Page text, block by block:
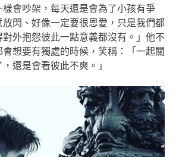
樣會吵架，每天還是會為了小孩有爭
閃、好像一定要很恩愛，只是我們都
外抱怨彼此一點意義都沒有。」他不
想要有獨處的時候，笑稱：「一起關
還是會看彼此不爽。」